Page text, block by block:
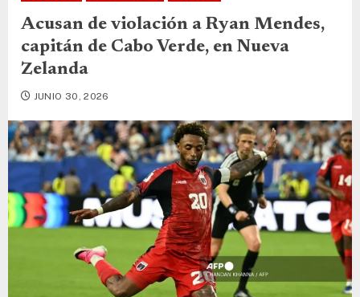
Acusan de violación a Ryan Mendes,
capitán de Cabo Verde, en Nueva
Zelanda
JUNIO 30, 2026